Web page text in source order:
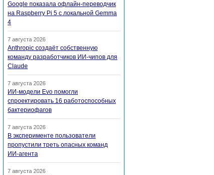
Google показала офлайн-переводчик
на Raspberry Pi 5 с локальной Gemma
4
7 августа 2026
Anthropic создаёт собственную
команду разработчиков ИИ-чипов для
Claude
7 августа 2026
ИИ-модели Evo помогли
спроектировать 16 работоспособных
бактериофагов
7 августа 2026
В эксперименте пользователи
пропустили треть опасных команд
ИИ-агента
7 августа 2026